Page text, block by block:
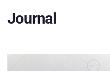
Journal